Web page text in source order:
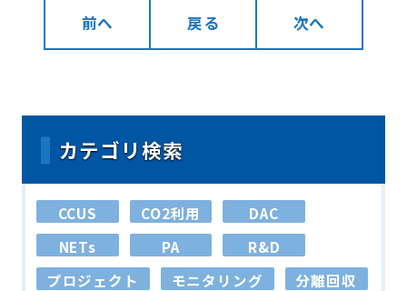
前へ 戻る 次へ
カテゴリ検索
CCUS CO2利用
DAC
NETs
PA
R&D
プロジェクト
モニタリング
分離回収